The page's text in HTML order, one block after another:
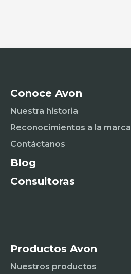
Conoce Avon
Nuestra historia
Reconocimientos a la marca
Contáctanos
Blog
Consultoras
Productos Avon
Nuestros productos